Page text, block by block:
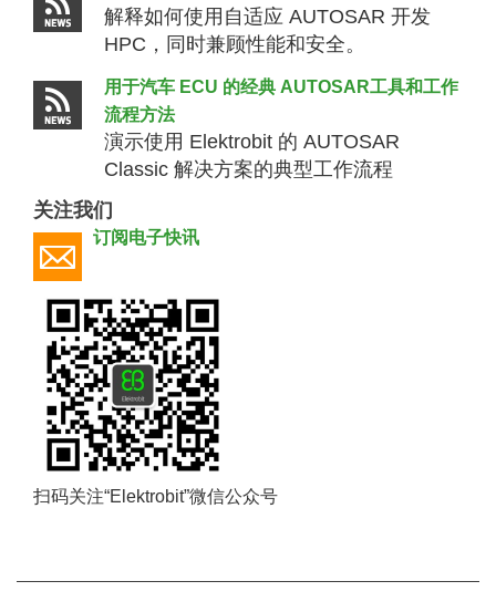
解释如何使用自适应 AUTOSAR 开发
HPC，同时兼顾性能和安全。
用于汽车 ECU 的经典 AUTOSAR工具和工作
流程方法
演示使用 Elektrobit 的 AUTOSAR
Classic 解决方案的典型工作流程
关注我们
订阅电子快讯
扫码关注“Elektrobit”微信公众号